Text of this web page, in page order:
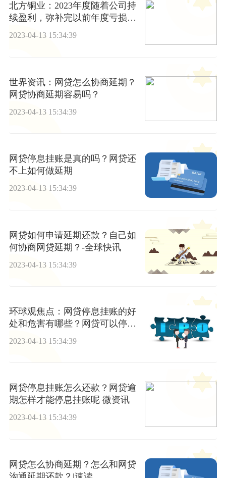
北方铜业：2023年度随着公司持
续盈利，弥补完以前年度亏损
后，母公司可供分配利润有望为
2023-04-13 15:34:39
世界资讯：网贷怎么协商延期？
网贷协商延期容易吗？
2023-04-13 15:34:39
网贷停息挂账是真的吗？网贷还
不上如何做延期
2023-04-13 15:34:39
网贷如何申请延期还款？自己如
何协商网贷延期？-全球快讯
2023-04-13 15:34:39
环球观焦点：网贷停息挂账的好
处和危害有哪些？网贷可以停息
2023-04-13 15:34:39
网贷停息挂账怎么还款？网贷逾
期怎样才能停息挂账呢 微资讯
2023-04-13 15:34:39
网贷怎么协商延期？怎么和网贷